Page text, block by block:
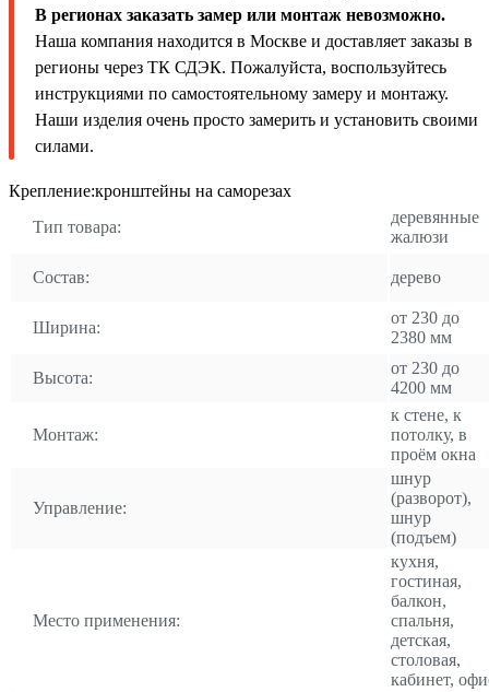
В регионах заказать замер или монтаж невозможно.
Наша компания находится в Москве и доставляет заказы в
регионы через ТК СДЭК. Пожалуйста, воспользуйтесь
инструкциями по самостоятельному замеру и монтажу.
Наши изделия очень просто замерить и установить своими
силами.
Крепление:кронштейны на саморезах
Тип товара:
деревянные
жалюзи
Состав: дерево
Ширина:
от 230 до
2380 мм
Высота:
от 230 до
4200 мм
Монтаж:
к стене, к
потолку, в
проём окна
Управление:
шнур
(разворот),
шнур
(подъем)
Место применения:
кухня,
гостиная,
балкон,
спальня,
детская,
столовая,
кабинет,